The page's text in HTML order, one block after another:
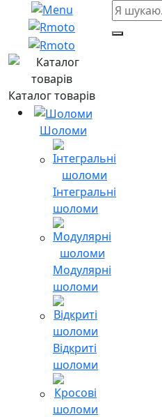
Каталог товарів
Шоломи
Інтегральні
шоломи
Модулярні
шоломи
Відкриті
шоломи